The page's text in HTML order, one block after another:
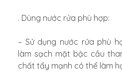
. Dùng nước rửa phù hợp:
– Sử dụng nước rửa phù
làm sạch mặt bậc cầu
chất tẩy mạnh có thể làm